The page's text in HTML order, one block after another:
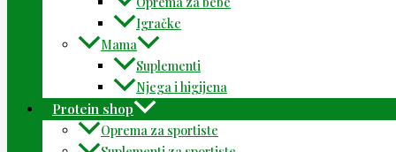
Igračke
Mama
Suplementi
Njega i higijena
Protein shop
Oprema za sportiste